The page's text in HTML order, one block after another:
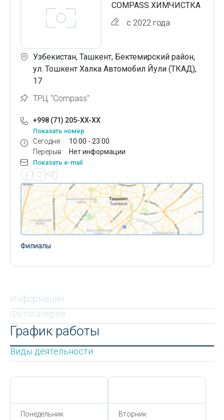
COMPASS ХИМЧИСТКА
с 2022 года
Узбекистан, Ташкент, Бектемирский район,
ул. Тошкент Халка Автомобил Йули (ТКАД),
17
ТРЦ "Compass"
+998 (71) 205-XX-XX
Показать номер
Сегодня
Перерыв
10:00 - 23:00
Нет информации
Показать e-mail
Филиалы
Информация
Фотогалерея
График работы
Виды деятельности
Понедельник
Вторник